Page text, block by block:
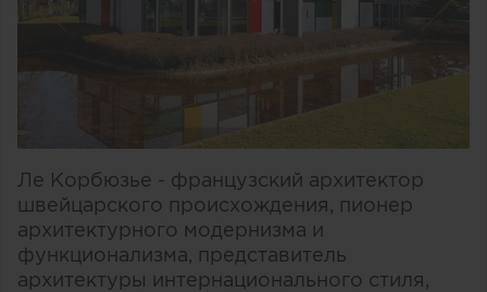
Ле Корбюзье - французский архитектор
швейцарского происхождения, пионер
архитектурного модернизма и
функционализма, представитель
архитектуры интернационального стиля,